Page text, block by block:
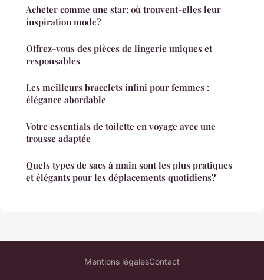
Acheter comme une star: où trouvent-elles leur
inspiration mode?
Offrez-vous des pièces de lingerie uniques et
responsables
Les meilleurs bracelets infini pour femmes :
élégance abordable
Votre essentials de toilette en voyage avec une
trousse adaptée
Quels types de sacs à main sont les plus pratiques
et élégants pour les déplacements quotidiens?
Mentions légalesContact